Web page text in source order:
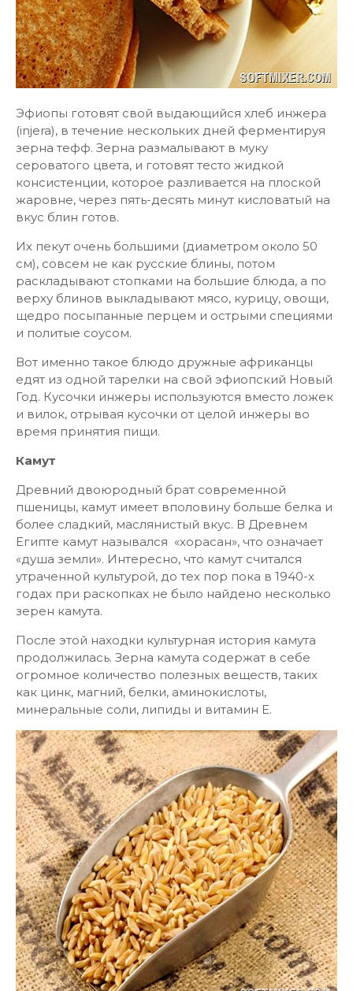
Эфиопы готовят свой выдающийся хлеб инжера
(injera), в течение нескольких дней ферментируя
зерна тефф. Зерна размалывают в муку
сероватого цвета, и готовят тесто жидкой
консистенции, которое разливается на плоской
жаровне, через пять-десять минут кисловатый на
вкус блин готов.
Их пекут очень большими (диаметром около 50
см), совсем не как русские блины, потом
раскладывают стопками на большие блюда, а по
верху блинов выкладывают мясо, курицу, овощи,
щедро посыпанные перцем и острыми специями
и политые соусом.
Вот именно такое блюдо дружные африканцы
едят из одной тарелки на свой эфиопский Новый
Год. Кусочки инжеры используются вместо ложек
и вилок, отрывая кусочки от целой инжеры во
время принятия пищи.
Камут
Древний двоюродный брат современной
пшеницы, камут имеет вполовину больше белка и
более сладкий, маслянистый вкус. В Древнем
Египте камут назывался «хорасан», что означает
«душа земли». Интересно, что камут считался
утраченной культурой, до тех пор пока в 1940-х
годах при раскопках не было найдено несколько
зерен камута.
После этой находки культурная история камута
продолжилась. Зерна камута содержат в себе
огромное количество полезных веществ, таких
как цинк, магний, белки, аминокислоты,
минеральные соли, липиды и витамин Е.